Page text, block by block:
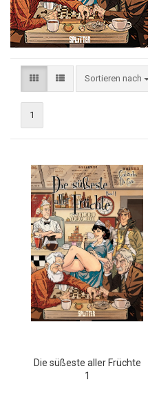
Sortieren nach
1
Die süßeste aller Früchte
1